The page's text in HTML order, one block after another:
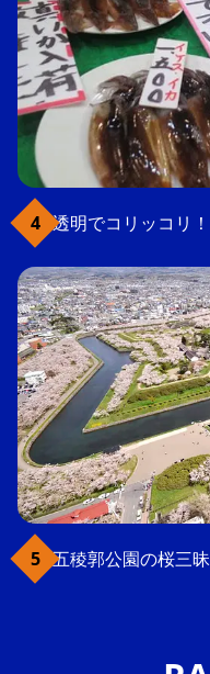
透明でコリッコリ
五稜郭公園の桜三昧